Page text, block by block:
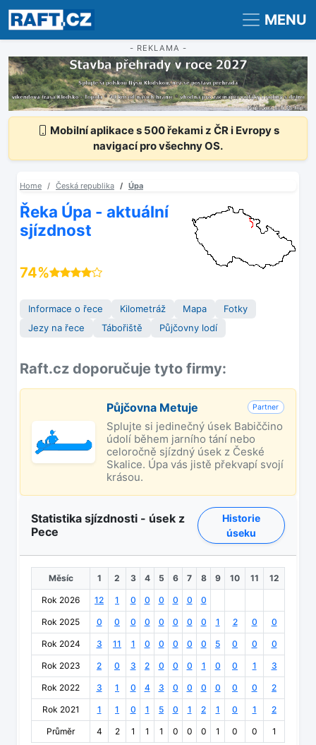
Registrace Přihlášení MENU
- REKLAMA -
Mobilní aplikace s 500 řekami z ČR i Evropy s
navigací pro všechny OS.
Home Česká republika Úpa
Řeka Úpa - aktuální
sjízdnost
74%
Informace o řece Kilometráž Mapa
Fotky
Jezy na řece
Tábořiště Půjčovny lodí
Raft.cz doporučuje tyto firmy:
Půjčovna Metuje Partner
Splujte si jedinečný úsek Babiččino
údolí během jarního tání nebo
celoročně sjízdný úsek z České
Skalice. Úpa vás jistě překvapí svojí
krásou.
Statistika sjízdnosti - úsek z
Pece
Historie
úseku
Měsíc 1 2 3 4 5 6 7 8 9 10 11 12
Rok 2026 12 1 0 0 0 0 0 0
Rok 2025 0 0 0 0 0 0 0 0 1 2 0 0
Rok 2024 3 11 1 0 0 0 0 0 5 0 0 0
Rok 2023 2 0 3 2 0 0 0 1 0 0 1 3
Rok 2022 3 1 0 4 3 0 0 0 0 0 0 2
Rok 2021 1 1 0 1 5 0 1 2 1 0 1 2
Průměr 4 2 1 1 1 0 0 0 1 0 0 1